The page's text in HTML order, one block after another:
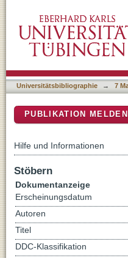
organic-matter
Universitätsbibliographie → 7
PUBLIKATION MELDEN
Hilfe und Informationen
Stöbern
Dokumentanzeige
Erscheinungsdatum
Autoren
Titel
DDC-Klassifikation